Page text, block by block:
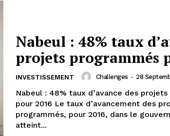
Nabeul : 48% taux
projets programmés
INVESTISSEMENT Challenges - 28
Nabeul : 48% taux d’avance des
pour 2016 Le taux d’avancement des projets
programmés, pour 2016, dans le
atteint...